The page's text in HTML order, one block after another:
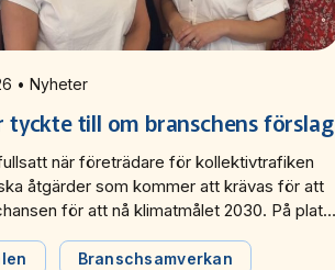
25 juni 2026 • Nyheter
tyckte till om branschens förslag
när företrädare för kollektivtrafiken
åtgärder som kommer att krävas för att
för att nå klimatmålet 2030. På plats
kommenterade förslagen och delade sina
Branschsamverkan